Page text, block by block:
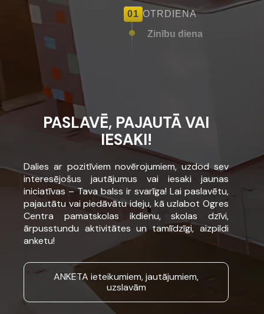
01 OTRDIENA
Zinību diena
PASLAVĒ, PAJAUTĀ VAI
IESAKI!
Dalies ar pozitīviem novērojumiem, uzdod sev
interesējošus jautājumus vai iesaki jaunas
iniciatīvas – Tava balss ir svarīga! Lai paslavētu,
pajautātu vai piedāvātu ideju, kā uzlabot Ogres
Centra pamatskolas ikdienu, skolas dzīvi,
ārpusstundu aktivitātes un tamlīdzīgi, aizpildi
anketu!
ANKETA ieteikumiem, jautājumiem,
uzslavām